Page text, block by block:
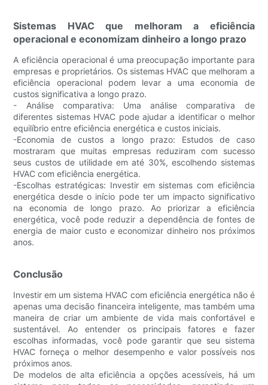
Sistemas HVAC que melhoram a eficiência
operacional e economizam dinheiro a longo prazo
A eficiência operacional é uma preocupação importante para
empresas e proprietários. Os sistemas HVAC que melhoram a
eficiência operacional podem levar a uma economia de
custos significativa a longo prazo.
- Análise comparativa: Uma análise comparativa de
diferentes sistemas HVAC pode ajudar a identificar o melhor
equilíbrio entre eficiência energética e custos iniciais.
-Economia de custos a longo prazo: Estudos de caso
mostraram que muitas empresas reduziram com sucesso
seus custos de utilidade em até 30%, escolhendo sistemas
HVAC com eficiência energética.
-Escolhas estratégicas: Investir em sistemas com eficiência
energética desde o início pode ter um impacto significativo
na economia de longo prazo. Ao priorizar a eficiência
energética, você pode reduzir a dependência de fontes de
energia de maior custo e economizar dinheiro nos próximos
anos.
Conclusão
Investir em um sistema HVAC com eficiência energética não é
apenas uma decisão financeira inteligente, mas também uma
maneira de criar um ambiente de vida mais confortável e
sustentável. Ao entender os principais fatores e fazer
escolhas informadas, você pode garantir que seu sistema
HVAC forneça o melhor desempenho e valor possíveis nos
próximos anos.
De modelos de alta eficiência a opções acessíveis, há um